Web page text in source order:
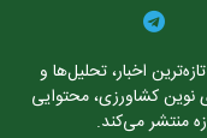
اخبار، تحلیل‌ها و
کشاورزی، محتوایی
می‌کند.